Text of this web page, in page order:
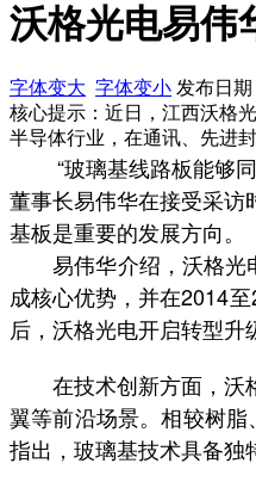
沃格光电易伟
字体变大 字体变小 发布日
核心提示：近日，江西沃格
半导体行业，在通讯、先进
“玻璃基线路板能够同
董事长易伟华在接受采
基板是重要的发展方向。
易伟华介绍，沃格光电
成核心优势，并在2014
后，沃格光电开启转型升
在技术创新方面，沃格
翼等前沿场景。相较树
指出，玻璃基技术具备独